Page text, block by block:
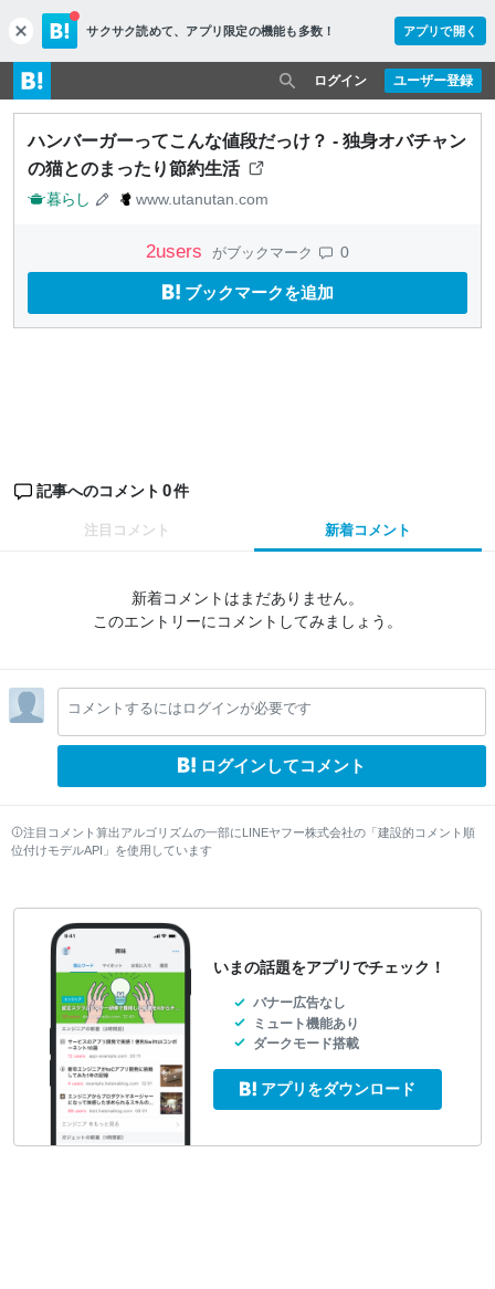
c
l
o
s
e
サクサク読めて、 アプリ限定の機能も多数！ アプリで開く
ユーザー登録
ログイン
ハンバーガーってこんな値段だっけ？ - 独身オバチャン
の猫とのまったり節約生活
暮らし www.utanutan.com
2users がブックマーク 0
ブックマークを追加
記事へのコメント 0件
注目コメント 新着コメント
新着コメントはまだありません。
このエントリーにコメントしてみましょう。
コメントするにはログインが必要です
ログインしてコメント
注目コメント算出アルゴリズムの一部にLINEヤフー株式会社の「建設的コメント順
位付けモデルAPI」を使用しています
いまの話題をアプリでチェック！
バナー広告なし
ミュート機能あり
ダークモード搭載
アプリをダウンロード